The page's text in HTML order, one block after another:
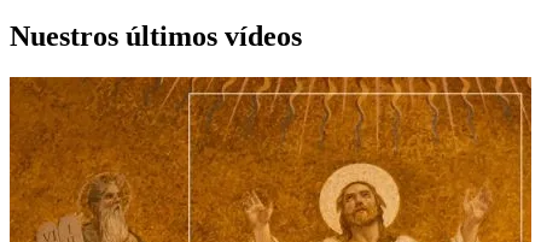
Nuestros últimos vídeos